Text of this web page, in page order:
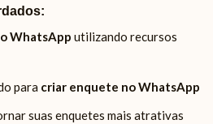
WhatsApp utilizando recursos
para criar enquete no WhatsApp
suas enquetes mais atrativas